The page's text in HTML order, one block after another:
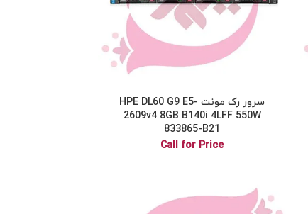
سرور رک مونت HPE DL60 G9 E5-
2609v4 8GB B140i 4LFF 550W
833865-B21
Call for Price